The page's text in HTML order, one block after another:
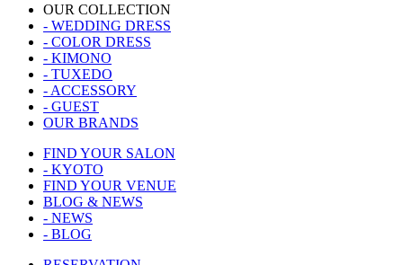
OUR COLLECTION
- WEDDING DRESS
- COLOR DRESS
- KIMONO
- TUXEDO
- ACCESSORY
- GUEST
OUR BRANDS
FIND YOUR SALON
- KYOTO
FIND YOUR VENUE
BLOG & NEWS
- NEWS
- BLOG